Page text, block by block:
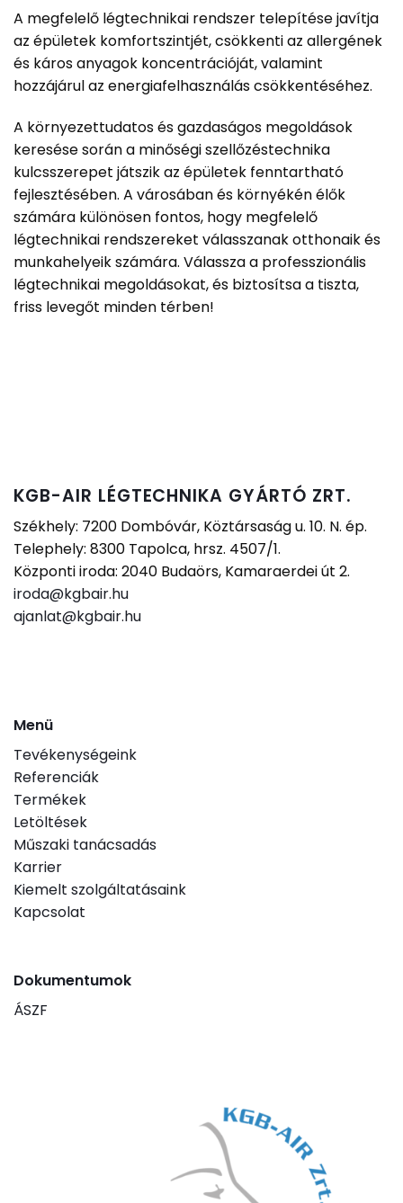
A megfelelő légtechnikai rendszer telepítése javítja
az épületek komfortszintjét, csökkenti az allergének
és káros anyagok koncentrációját, valamint
hozzájárul az energiafelhasználás csökkentéséhez.
A környezettudatos és gazdaságos megoldások
keresése során a minőségi szellőzéstechnika
kulcsszerepet játszik az épületek fenntartható
fejlesztésében. A városában és környékén élők
számára különösen fontos, hogy megfelelő
légtechnikai rendszereket válasszanak otthonaik és
munkahelyeik számára. Válassza a professzionális
légtechnikai megoldásokat, és biztosítsa a tiszta,
friss levegőt minden térben!
KGB-AIR LÉGTECHNIKA GYÁRTÓ ZRT.
Székhely: 7200 Dombóvár, Köztársaság u. 10. N. ép.
Telephely: 8300 Tapolca, hrsz. 4507/1.
Központi iroda: 2040 Budaörs, Kamaraerdei út 2.
iroda@kgbair.hu
ajanlat@kgbair.hu
Menü
Tevékenységeink
Referenciák
Termékek
Letöltések
Műszaki tanácsadás
Karrier
Kiemelt szolgáltatásaink
Kapcsolat
Dokumentumok
ÁSZF